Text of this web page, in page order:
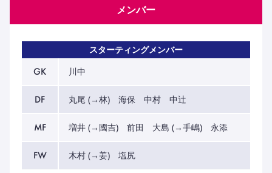
メンバー
スターティングメンバー
GK
川中
DF 丸尾 (→林) 海保 中村 中辻
MF 増井 (→國吉) 前田 大島 (→手嶋) 永添
FW 木村 (→姜) 塩尻